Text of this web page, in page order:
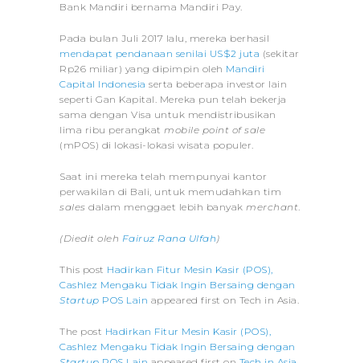
Bank Mandiri bernama Mandiri Pay.
Pada bulan Juli 2017 lalu, mereka berhasil
mendapat pendanaan senilai US$2 juta (sekitar
Rp26 miliar) yang dipimpin oleh Mandiri
Capital Indonesia serta beberapa investor lain
seperti Gan Kapital. Mereka pun telah bekerja
sama dengan Visa untuk mendistribusikan
lima ribu perangkat mobile point of sale
(mPOS) di lokasi-lokasi wisata populer.
Saat ini mereka telah mempunyai kantor
perwakilan di Bali, untuk memudahkan tim
sales dalam menggaet lebih banyak merchant
(Diedit oleh Fairuz Rana Ulfah )
This post Hadirkan Fitur Mesin Kasir (POS),
Cashlez Mengaku Tidak Ingin Bersaing dengan
Startup POS Lain appeared first on Tech in Asia.
The post Hadirkan Fitur Mesin Kasir (POS),
Cashlez Mengaku Tidak Ingin Bersaing dengan